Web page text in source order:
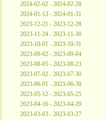
2024-02-02 - 2024-02-28
2024-01-13 - 2024-01-31
2023-12-21 - 2023-12-28
2023-11-24 - 2023-11-30
2023-10-01 - 2023-10-31
2023-09-02 - 2023-09-04
2023-08-05 - 2023-08-23
2023-07-02 - 2023-07-30
2023-06-01 - 2023-06-30
2023-05-12 - 2023-05-25
2023-04-16 - 2023-04-20
2023-03-03 - 2023-03-27